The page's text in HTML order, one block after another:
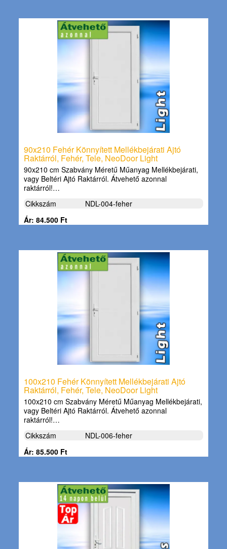
90x210 Fehér Könnyített Mellékbejárati Ajtó
Raktárról, Fehér, Tele, NeoDoor Light
90x210 cm Szabvány Méretű Műanyag Mellékbejárati,
vagy Beltéri Ajtó Raktárról. Átvehető azonnal
raktárról!…
Cikkszám
NDL-004-feher
Ár: 84.500 Ft
100x210 Fehér Könnyített Mellékbejárati Ajtó
Raktárról, Fehér, Tele, NeoDoor Light
100x210 cm Szabvány Méretű Műanyag Mellékbejárati,
vagy Beltéri Ajtó Raktárról. Átvehető azonnal
raktárról!…
Cikkszám
NDL-006-feher
Ár: 85.500 Ft